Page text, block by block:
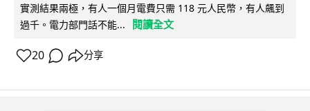
實測結果兩極，有人一個月電費只需 118 元人民幣，有人飆到
過千。電力部門話不能...
閱讀全文
20 分享